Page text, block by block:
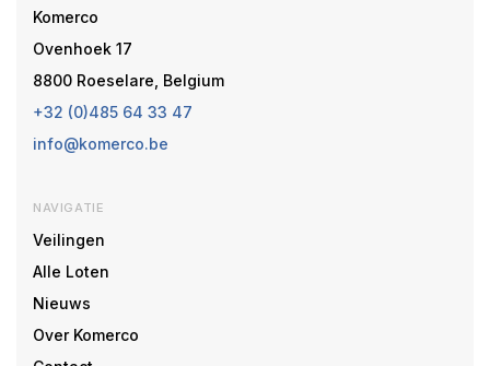
Komerco
Ovenhoek 17
8800 Roeselare, Belgium
+32 (0)485 64 33 47
info@komerco.be
NAVIGATIE
Veilingen
Alle Loten
Nieuws
Over Komerco